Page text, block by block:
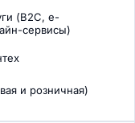
(B2C, e-
сервисы)
и розничная)